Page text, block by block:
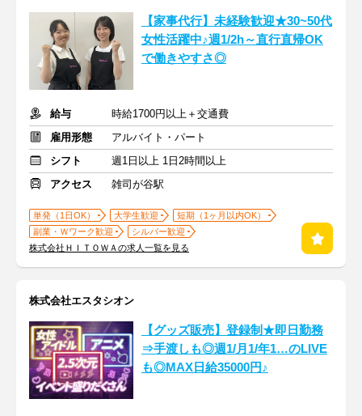
【家事代行】未経験歓迎★30~50代
女性活躍中♪週1/2h～直行直帰OK
で働きやすさ◎
給与
時給1700円以上＋交通費
雇用形態
アルバイト・パート
シフト
週1日以上 1日2時間以上
アクセス
雑司が谷駅
単発（1日OK） 大学生歓迎
短期（1ヶ月以内OK）
副業・Ｗワーク歓迎
シルバー歓迎
株式会社ＨＩＴＯＷＡの求人一覧を見る
株式会社エスタシオン
【グッズ販売】登録制★即日勤務
⇒手渡しも◎週1/月1/年1…のLIVE
も◎MAX日給35000円♪